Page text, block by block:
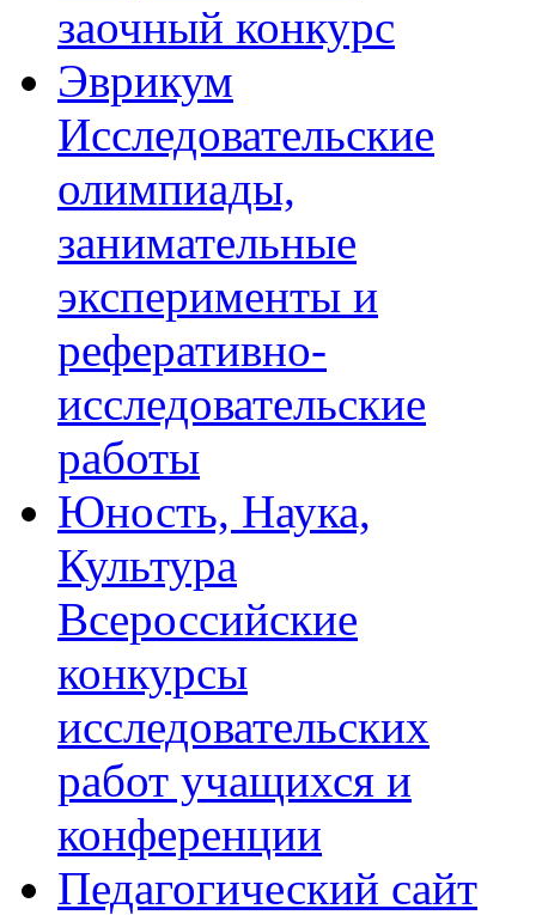
заочный конкурс
Эврикум
Исследовательские
олимпиады,
занимательные
эксперименты и
реферативно-
исследовательские
работы
Юность, Наука,
Культура
Всероссийские
конкурсы
исследовательских
работ учащихся и
конференции
Педагогический сайт